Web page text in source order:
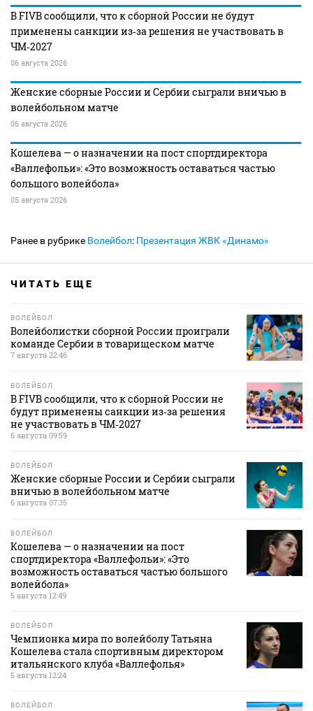
В FIVB сообщили, что к сборной России не будут
применены санкции из‑за решения не участвовать в
ЧМ‑2027
06 августа 2026
Женские сборные России и Сербии сыграли вничью в
волейбольном матче
06 августа 2026
Кошелева — о назначении на пост спортдиректора
«Валлефольи»: «Это возможность оставаться частью
большого волейбола»
05 августа 2026
Ранее в рубрике Волейбол: Презентация ЖВК «Динамо»
ЧИТАТЬ ЕЩЕ
ВОЛЕЙБОЛ
Волейболистки сборной России проиграли
команде Сербии в товарищеском матче
7 августа 22:46
ВОЛЕЙБОЛ
В FIVB сообщили, что к сборной России не
будут применены санкции из‑за решения
не участвовать в ЧМ‑2027
6 августа 09:59
ВОЛЕЙБОЛ
Женские сборные России и Сербии сыграли
вничью в волейбольном матче
6 августа 07:35
ВОЛЕЙБОЛ
Кошелева — о назначении на пост
спортдиректора «Валлефольи»: «Это
возможность оставаться частью большого
волейбола»
5 августа 12:49
ВОЛЕЙБОЛ
Чемпионка мира по волейболу Татьяна
Кошелева стала спортивным директором
итальянского клуба «Валлефолья»
5 августа 12:24
ВОЛЕЙБОЛ